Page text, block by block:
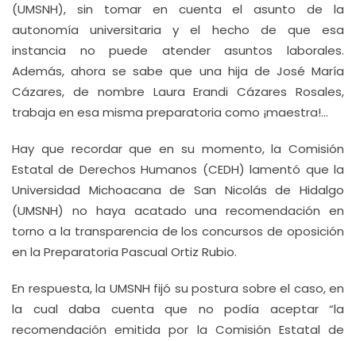
(UMSNH), sin tomar en cuenta el asunto de la
autonomía universitaria y el hecho de que esa
instancia no puede atender asuntos laborales.
Además, ahora se sabe que una hija de José María
Cázares, de nombre Laura Erandi Cázares Rosales,
trabaja en esa misma preparatoria como ¡maestra!…
Hay que recordar que en su momento, la Comisión
Estatal de Derechos Humanos (CEDH) lamentó que la
Universidad Michoacana de San Nicolás de Hidalgo
(UMSNH) no haya acatado una recomendación en
torno a la transparencia de los concursos de oposición
en la Preparatoria Pascual Ortiz Rubio.
En respuesta, la UMSNH fijó su postura sobre el caso, en
la cual daba cuenta que no podía aceptar “la
recomendación emitida por la Comisión Estatal de